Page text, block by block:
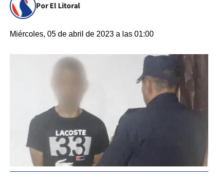
Por El Litoral
Miércoles, 05 de abril de 2023 a las 01:00